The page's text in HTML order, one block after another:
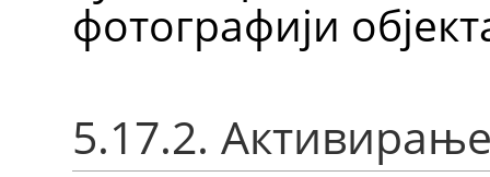
фотографији
5.17.2.